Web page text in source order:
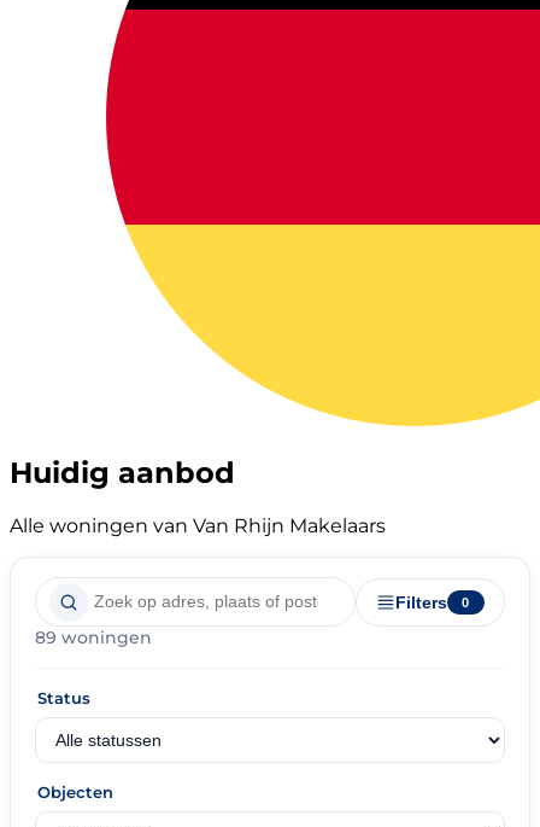
Huidig aanbod
Alle woningen van Van Rhijn Makelaars
Filters 0
89 woningen
Status
Objecten